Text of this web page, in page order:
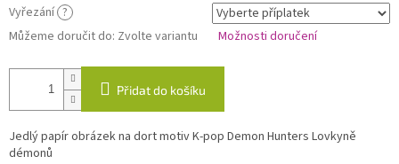
Vyřezání ?
Můžeme doručit do: Zvolte variantu Možnosti doručení
Přidat do košíku
Jedlý papír obrázek na dort motiv K-pop Demon Hunters Lovkyně
démonů